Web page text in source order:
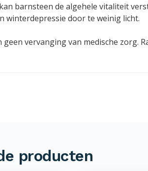
barnsteen de algehele vitaliteit
winterdepressie door te weinig licht.
geen vervanging van medische zorg.
producten